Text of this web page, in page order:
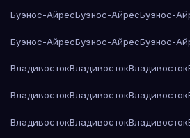
Буэнос-АйресБуэнос-АйресБуэнос-
Буэнос-АйресБуэнос-АйресБуэнос-
ВладивостокВладивостокВладивосток
ВладивостокВладивостокВладивосток
ВладивостокВладивостокВладивосток